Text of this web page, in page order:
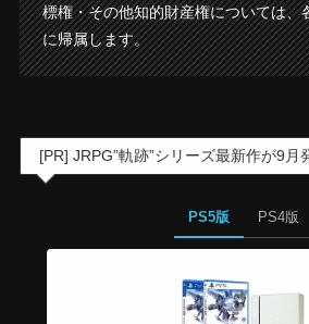
標権・その他知的財産権については、
に帰属します。
[PR] JRPG”軌跡”シリーズ最新作が9月
PS5版 PS4版